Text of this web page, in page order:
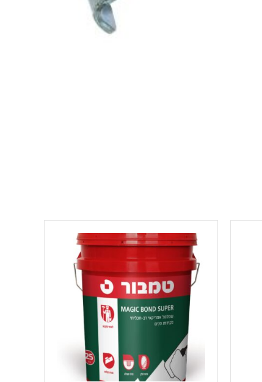
זה
יש
מספר
סוגים.
ניתן
לבחור
האפשרויות
בעמוד
המוצר